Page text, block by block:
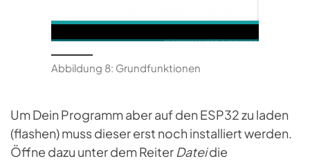
Abbildung 8: Grundfunktionen
Um Dein Programm aber auf den ESP32 zu laden
(flashen) muss dieser erst noch installiert werden.
Öffne dazu unter dem Reiter Dateidie